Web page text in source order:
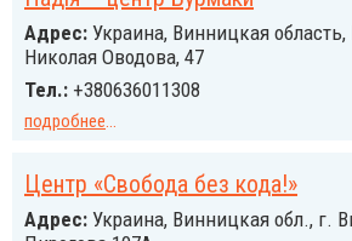
Адрес: Украина, Винницкая
Николая Оводова, 47
Тел.: +380636011308
подробнее...
Центр «Свобода без кода!»
Адрес: Украина, Винницкая обл., г.